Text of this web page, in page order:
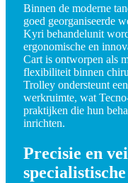
Binnen de moderne
goed georganiseerde
Kyri behandelunit
ergonomische en
Cart is ontworpen als
flexibiliteit binnen
Trolley ondersteunt
werkruimte, wat
praktijken die hun
inrichten.
Precisie en